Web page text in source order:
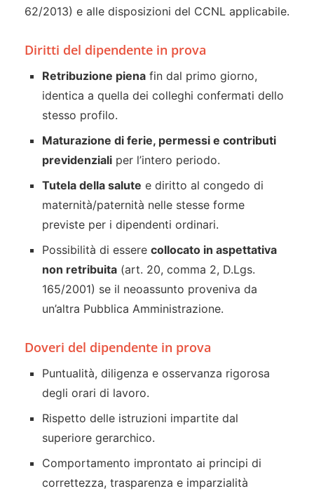
62/2013) e alle disposizioni del CCNL applicabile.
Diritti del dipendente in prova
Retribuzione piena fin dal primo giorno,
identica a quella dei colleghi confermati dello
stesso profilo.
Maturazione di ferie, permessi e contributi
previdenziali per l’intero periodo.
Tutela della salute e diritto al congedo di
maternità/paternità nelle stesse forme
previste per i dipendenti ordinari.
Possibilità di essere collocato in aspettativa
non retribuita (art. 20, comma 2, D.Lgs.
165/2001) se il neoassunto proveniva da
un’altra Pubblica Amministrazione.
Doveri del dipendente in prova
Puntualità, diligenza e osservanza rigorosa
degli orari di lavoro.
Rispetto delle istruzioni impartite dal
superiore gerarchico.
Comportamento improntato ai principi di
correttezza, trasparenza e imparzialità